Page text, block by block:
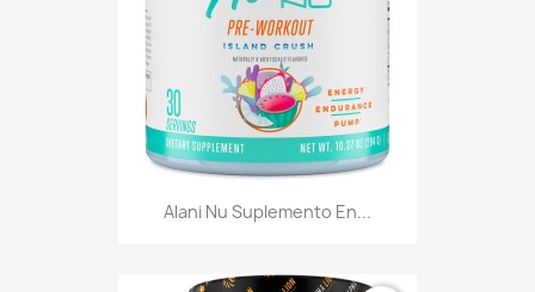
Alani Nu Suplemento En...